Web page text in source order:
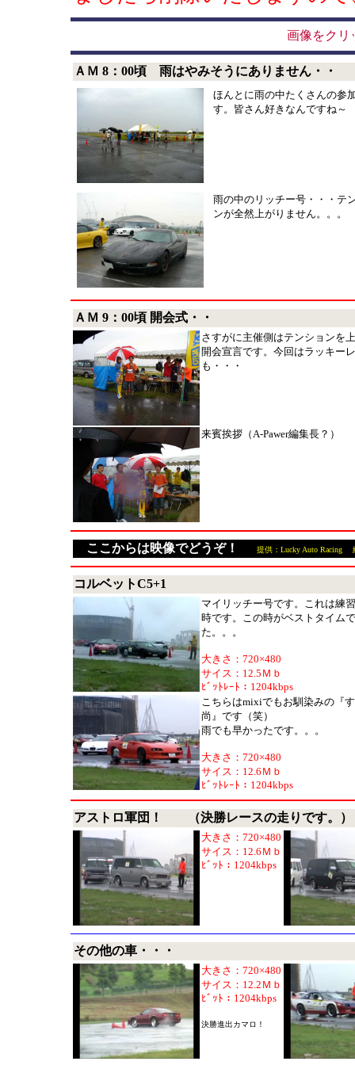
画像をクリ
ＡＭ 8：00頃 雨はやみそうにありません・・
ほんとに雨の中たくさんの参
す。皆さん好きなんですね～
雨の中のリッチー号・・・テ
ンが全然上がりません。。。
ＡＭ 9：00頃 開会式・・
さすがに主催側はテンションを
開会宣言です。今回はラッキー
も・・・
来賓挨拶（A-Pawer編集長？）
ここからは映像でどうぞ！ 提供：Lucky Auto Racing
コルベットC5+1
マイリッチー号です。これは練
時です。この時がベストタイム
た。。。
大きさ：720×480
サイス：12.5Ｍｂ
ﾋﾞｯﾄﾚｰﾄ：1204kbps
こちらはmixiでもお馴染みの『
尚』です（笑）
雨でも早かったです。。。
大きさ：720×480
サイス：12.6Ｍｂ
ﾋﾞｯﾄﾚｰﾄ：1204kbps
アストロ軍団！ （決勝レースの走りです。）
大きさ：720×480
サイス：12.6Ｍｂ
ﾋﾞｯﾄ：1204kbps
その他の車・・・
大きさ：720×480
サイス：12.2Ｍｂ
ﾋﾞｯﾄ：1204kbps
決勝進出カマロ！